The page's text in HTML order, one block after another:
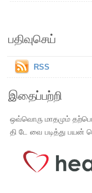
பதிவுசெய்
RSS
இதைப்பற்றி
ஒவ்வொரு மாதமும்
தி டே வை படித்து பயன்